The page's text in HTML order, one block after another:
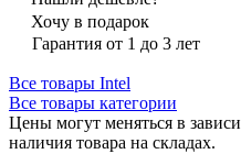
Хочу в подарок
Гарантия от 1 до 3 лет
Все товары Intel
Все товары категории
Цены могут меняться в
наличия товара на складах.